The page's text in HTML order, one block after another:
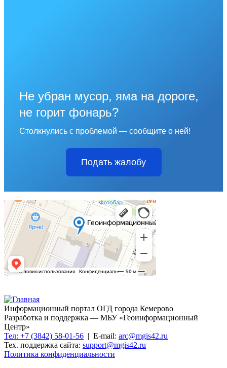
Не убран мусор, яма на дороге,
не горит фонарь?
Столкнулись с проблемой — сообщите о ней!
Подать жалобу
Информационный портал ОГД города Кемерово
Разработка и поддержка — МБУ «Геоинформационный
Центр»
Тел: +7 (3842) 58-01-56 | E-mail: arc@mgis42.ru
Тех. поддержка сайта: support@mgis42.ru
Политика конфиденциальности